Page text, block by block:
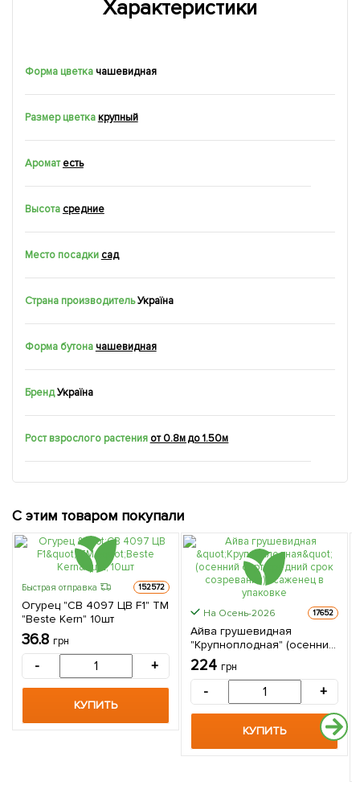
Характеристики
Форма цветкачашевидная
Размер цветка крупный
Аромат есть
Высота средние
Место посадки сад
Страна производитель Україна
Форма бутоначашевидная
БрендУкраїна
Рост взрослого растения от 0.8м до 1.50м
С этим товаром покупали
Быстрая отправка 152572
Огурец "СВ 4097 ЦВ F1" ТМ
"Beste Kern" 10шт
36.8 грн
- +
КУПИТЬ
На Осень-2026 17652
Айва грушевидная
"Крупноплодная" (осенний
сорт, средний срок
созревания) 1 саженец в
224 грн
- +
КУПИТЬ